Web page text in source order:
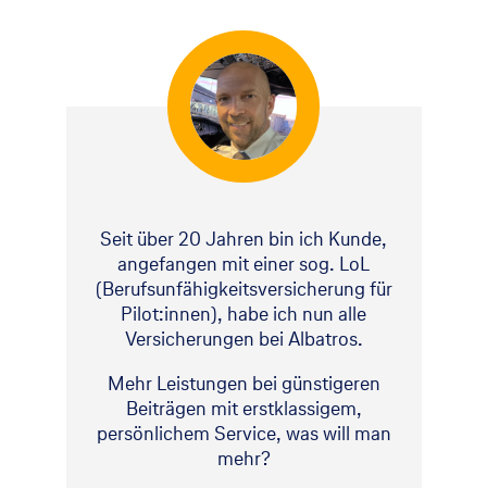
Seit über 20 Jahren bin ich Kunde,
angefangen mit einer sog. LoL
(Berufsunfähigkeitsversicherung für
Pilot:innen), habe ich nun alle
Versicherungen bei Albatros.
Mehr Leistungen bei günstigeren
Beiträgen mit erstklassigem,
persönlichem Service, was will man
mehr?